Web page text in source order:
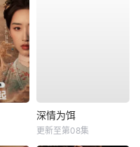
深情为饵
更新至第08集